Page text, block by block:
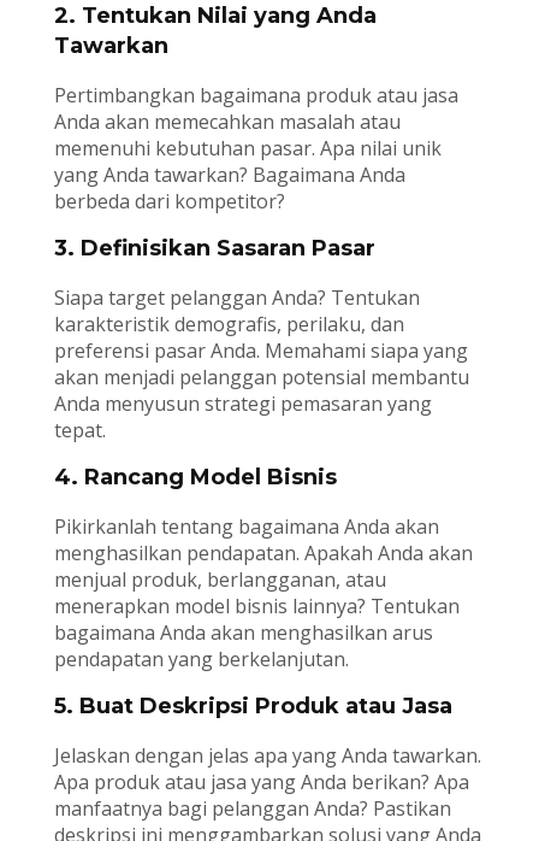
2. Tentukan Nilai yang Anda
Tawarkan
Pertimbangkan bagaimana produk atau jasa
Anda akan memecahkan masalah atau
memenuhi kebutuhan pasar. Apa nilai unik
yang Anda tawarkan? Bagaimana Anda
berbeda dari kompetitor?
3. Definisikan Sasaran Pasar
Siapa target pelanggan Anda? Tentukan
karakteristik demografis, perilaku, dan
preferensi pasar Anda. Memahami siapa yang
akan menjadi pelanggan potensial membantu
Anda menyusun strategi pemasaran yang
tepat.
4. Rancang Model Bisnis
Pikirkanlah tentang bagaimana Anda akan
menghasilkan pendapatan. Apakah Anda akan
menjual produk, berlangganan, atau
menerapkan model bisnis lainnya? Tentukan
bagaimana Anda akan menghasilkan arus
pendapatan yang berkelanjutan.
5. Buat Deskripsi Produk atau Jasa
Jelaskan dengan jelas apa yang Anda tawarkan.
Apa produk atau jasa yang Anda berikan? Apa
manfaatnya bagi pelanggan Anda? Pastikan
deskripsi ini menggambarkan solusi yang Anda